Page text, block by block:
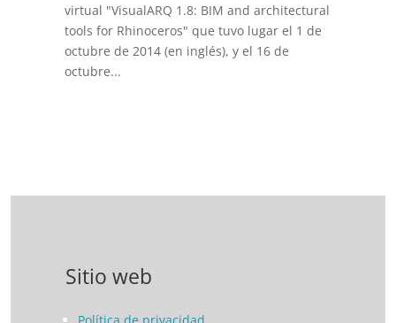
virtual "VisualARQ 1.8: BIM and architectural
tools for Rhinoceros" que tuvo lugar el 1 de
octubre de 2014 (en inglés), y el 16 de
octubre...
Sitio web